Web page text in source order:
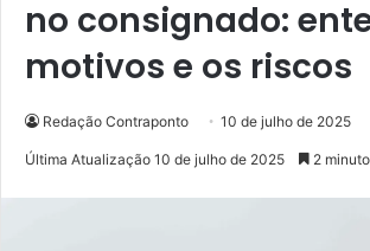
no consignado:
motivos e os riscos
Redação Contraponto 10 de julho de 2025
Última Atualização 10 de julho de 2025 2